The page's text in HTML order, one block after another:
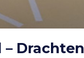
Drachten